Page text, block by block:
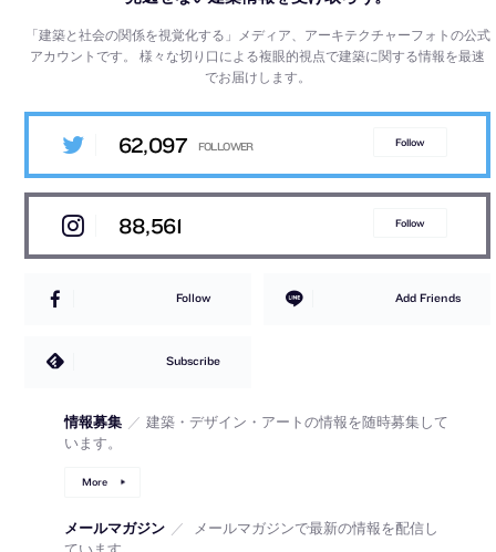
「建築と社会の関係を視覚化する」メディア、アーキテクチャーフォトの公式
アカウントです。様々な切り口による複眼的視点で建築に関する情報を最速
でお届けします。
62,097 Follow
88,561 Follow
Follow Add Friends
Subscribe
情報募集 ／ 建築・デザイン・アートの情報を随時募集して
います。
More
メールマガジン ／
メールマガジンで最新の情報を配信し